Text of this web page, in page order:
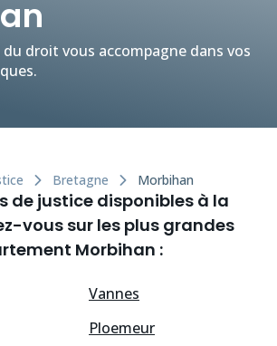
droit vous accompagne dans vos
Bretagne Morbihan
de justice disponibles à la
vous sur les plus grandes
Morbihan :
Vannes
Ploemeur